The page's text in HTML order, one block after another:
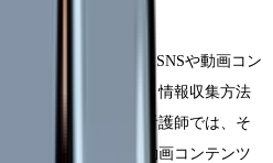
が就職先の選定にSNSや動画コン
ータが示すように、情報収集方法
代から30代の若手看護師では、そ
先の選定において動画コンテンツ